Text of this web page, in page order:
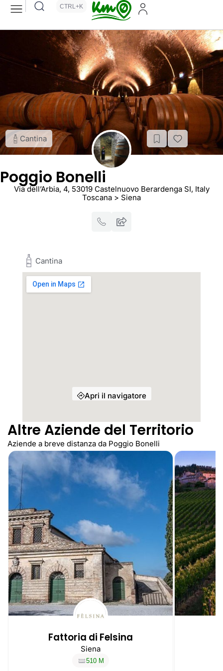
CTRL+K
Cantina
Poggio Bonelli
Via dell’Arbia, 4, 53019 Castelnuovo Berardenga SI, Italy
Toscana > Siena
Cantina
Apri il navigatore
Altre Aziende del Territorio
Aziende a breve distanza da Poggio Bonelli
Fattoria di Felsina
Siena
510 M